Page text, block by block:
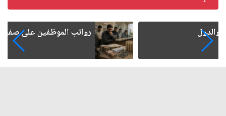
رواتب الموظفين على صفيح ساخن